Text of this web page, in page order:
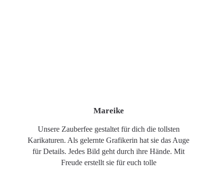
Mareike
Unsere Zauberfee gestaltet für dich die tollsten
Karikaturen. Als gelernte Grafikerin hat sie das Auge
für Details. Jedes Bild geht durch ihre Hände. Mit
Freude erstellt sie für euch tolle